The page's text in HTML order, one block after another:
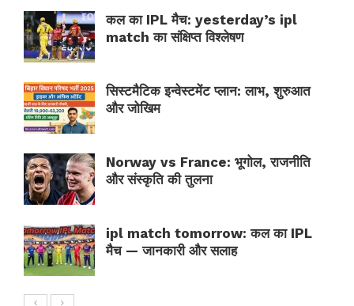
कल का IPL मैच: yesterday’s ipl
match का संक्षिप्त विश्लेषण
सिस्टमैटिक इन्वेस्टमेंट प्लान: लाभ, शुरुआत
और जोखिम
Norway vs France: भूगोल, राजनीति
और संस्कृति की तुलना
ipl match tomorrow: कल का IPL
मैच — जानकारी और सलाह